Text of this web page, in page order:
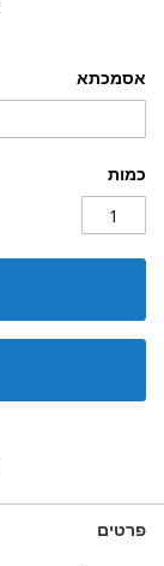
אסמכתא
כמות
פרטים